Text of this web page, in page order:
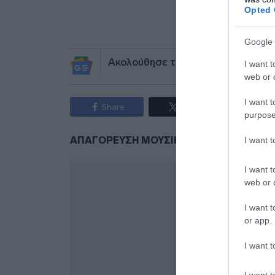
Opted
Google
I want
web or
I want
I want
I want
web or
I want
or app.
I want
Ακολούθησε το debater.gr στο
Share
ΑΠΑΓΟΡΕΥΣΗ ΜΟΥΣΙΚΗΣ